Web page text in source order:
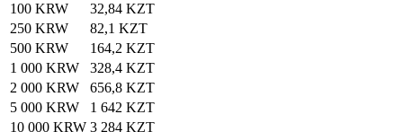
100 KRW
32,84 KZT
250 KRW
82,1 KZT
500 KRW
164,2 KZT
1 000 KRW
328,4 KZT
2 000 KRW
656,8 KZT
5 000 KRW
1 642 KZT
10 000 KRW 3 284 KZT